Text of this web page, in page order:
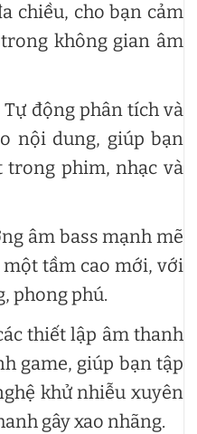
chiều, cho bạn cảm
không gian âm
động phân tích và
nội dung, giúp bạn
phim, nhạc và
âm bass mạnh mẽ
tầm cao mới, với
phong phú.
thiết lập âm thanh
game, giúp bạn tập
khử nhiễu xuyên
gây xao nhãng.